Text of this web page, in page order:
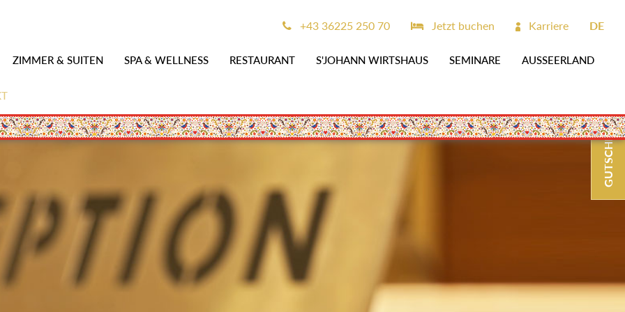
ZIMMER & SUITEN SPA & WELLNESS RESTAURANT S'JOHANN WIRTSHAUS SEMINARE AUSSEERLAND
+43 36225 250 70 Jetzt buchen Karriere DE
GUTSCHEINE